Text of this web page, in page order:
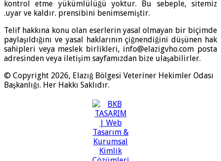
kontrol etme yükümlülüğü yoktur. Bu sebeple, sitemiz
.uyar ve kaldır. prensibini benimsemiştir.
Telif hakkına konu olan eserlerin yasal olmayan bir biçimde
paylaşıldığını ve yasal haklarının çiğnendiğini düşünen hak
sahipleri veya meslek birlikleri, info@elazigvho.com posta
adresinden veya iletişim sayfamızdan bize ulaşabilirler.
© Copyright 2026, Elazığ Bölgesi Veteriner Hekimler Odası
Başkanlığı. Her Hakkı Saklıdır.